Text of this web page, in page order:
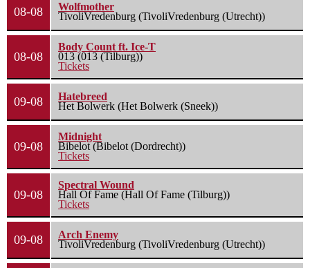
08-08
Wolfmother
TivoliVredenburg (TivoliVredenburg (Utrecht))
08-08
Body Count ft. Ice-T
013 (013 (Tilburg))
Tickets
09-08
Hatebreed
Het Bolwerk (Het Bolwerk (Sneek))
09-08
Midnight
Bibelot (Bibelot (Dordrecht))
Tickets
09-08
Spectral Wound
Hall Of Fame (Hall Of Fame (Tilburg))
Tickets
09-08
Arch Enemy
TivoliVredenburg (TivoliVredenburg (Utrecht))